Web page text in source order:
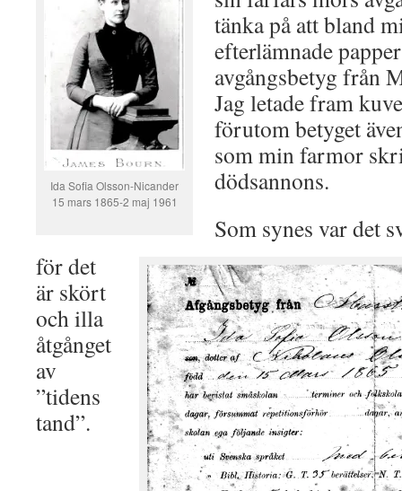
Ida Sofia Olsson-Nicander
15 mars 1865-2 maj 1961
tänka på att bland
efterlämnade
avgångsbetyg från
Jag letade fram
förutom betyget
som min farmor
dödsannons.
Som synes var det
för det
är skört
och illa
åtgånget
av
”tidens
tand”.